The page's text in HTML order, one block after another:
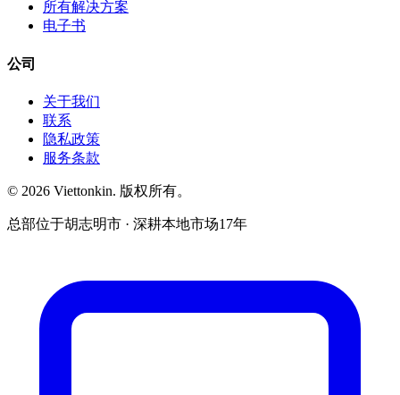
所有解决方案
电子书
公司
关于我们
联系
隐私政策
服务条款
© 2026 Viettonkin. 版权所有。
总部位于胡志明市 · 深耕本地市场17年